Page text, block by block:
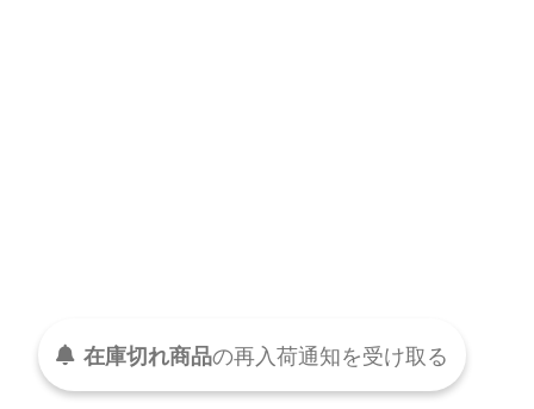
在庫切れ商品の再入荷通知を受け取る